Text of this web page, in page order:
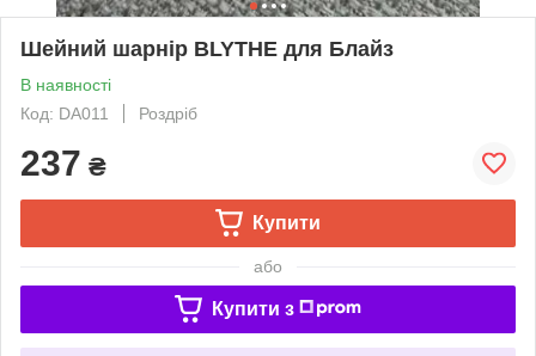
Шейний шарнір BLYTHE для Блайз
В наявності
Код: DA011
Роздріб
237 ₴
Купити
або
Купити з